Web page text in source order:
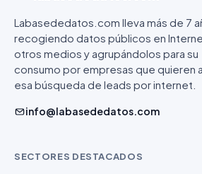
Labasededatos.com lleva más de 7
recogiendo datos públicos en
otros medios y agrupándolos para su
consumo por empresas que quieren
esa búsqueda de leads por internet.
info@labasededatos.com
SECTORES DESTACADOS